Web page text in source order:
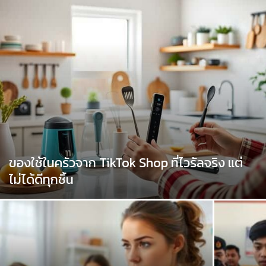
ของใช้ในครัวจาก TikTok Shop ที่ไวรัลจริง แต่
ไม่ได้ดีทุกชิ้น